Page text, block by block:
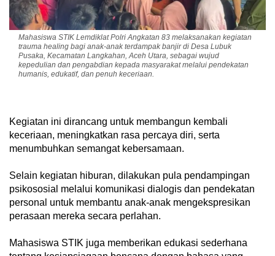
Mahasiswa STIK Lemdiklat Polri Angkatan 83 melaksanakan kegiatan
trauma healing bagi anak-anak terdampak banjir di Desa Lubuk
Pusaka, Kecamatan Langkahan, Aceh Utara, sebagai wujud
kepedulian dan pengabdian kepada masyarakat melalui pendekatan
humanis, edukatif, dan penuh keceriaan.
Kegiatan ini dirancang untuk membangun kembali
keceriaan, meningkatkan rasa percaya diri, serta
menumbuhkan semangat kebersamaan.
Selain kegiatan hiburan, dilakukan pula pendampingan
psikososial melalui komunikasi dialogis dan pendekatan
personal untuk membantu anak-anak mengekspresikan
perasaan mereka secara perlahan.
Mahasiswa STIK juga memberikan edukasi sederhana